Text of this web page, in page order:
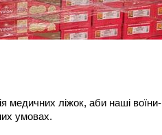
медичних ліжок, аби наші воїни-
умовах.